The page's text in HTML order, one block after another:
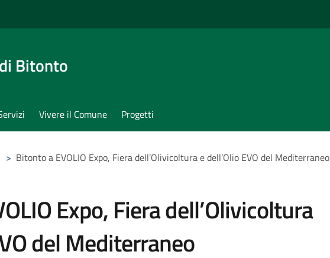
Bitonto
Vivere il Comune Progetti
> Bitonto a EVOLIO Expo, Fiera dell’Olivicoltura e dell’Olio EVO del Mediterraneo
Expo, Fiera dell’Olivicoltura
del Mediterraneo